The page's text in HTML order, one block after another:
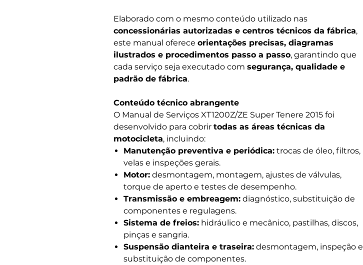
Elaborado com o mesmo conteúdo utilizado nas
concessionárias autorizadas e centros técnicos da fábrica,
este manual oferece orientações precisas, diagramas
ilustrados e procedimentos passo a passo, garantindo que
cada serviço seja executado com segurança, qualidade e
padrão de fábrica.
Conteúdo técnico abrangente
O Manual de Serviços XT1200Z/ZE Super Tenere 2015 foi
desenvolvido para cobrir todas as áreas técnicas da
motocicleta, incluindo:
Manutenção preventiva e periódica: trocas de óleo, filtros,
velas e inspeções gerais.
Motor: desmontagem, montagem, ajustes de válvulas,
torque de aperto e testes de desempenho.
Transmissão e embreagem: diagnóstico, substituição de
componentes e regulagens.
Sistema de freios: hidráulico e mecânico, pastilhas, discos,
pinças e sangria.
Suspensão dianteira e traseira: desmontagem, inspeção e
substituição de componentes.